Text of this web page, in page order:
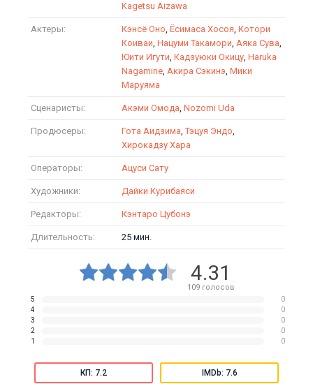
Kagetsu Aizawa
Актеры: Кэнсё Оно, Ёсимаса Хосоя, Котори
Коиваи, Нацуми Такамори, Аяка Сува,
Юити Игути, Кадзуюки Окицу, Haruka
Nagamine, Акира Сэкинэ, Мики
Маруяма
Сценаристы: Акэми Омода, Nozomi Uda
Продюсеры: Гота Аидзима,Тэцуя Эндо,
Хирокадзу Хара
Операторы: Ацуси Сату
Художники: Дайки Курибаяси
Редакторы: Кэнтаро Цубонэ
Длительность: 25 мин.
4.31
109голосов
5
0
4
0
3
0
2
0
1
0
КП: 7.2 IMDb: 7.6